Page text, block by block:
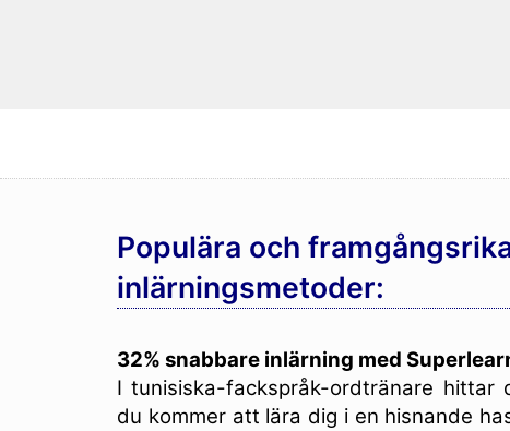
Populära och
inlärningsmetoder:
32% snabbare inlärning med
I tunisiska-fackspråk-ordtränare hittar
du kommer att lära dig i en hisnande